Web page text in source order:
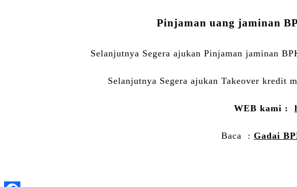
Pinjaman uang jaminan
Selanjutnya Segera ajukan Pinjaman jaminan
Selanjutnya Segera ajukan Takeover kredit
WEB kami :
Baca : Gadai